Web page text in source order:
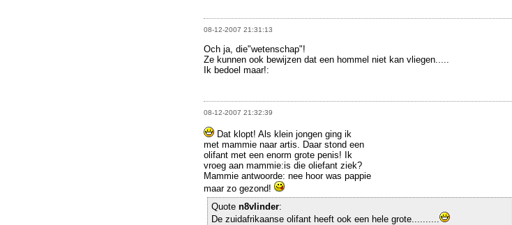
08-12-2007 21:31:13
Och ja, die"wetenschap"!
Ze kunnen ook bewijzen dat een hommel niet kan vliegen.....
Ik bedoel maar!:
08-12-2007 21:32:39
Dat klopt! Als klein jongen ging ik
met mammie naar artis. Daar stond een
olifant met een enorm grote penis! Ik
vroeg aan mammie:is die oliefant ziek?
Mammie antwoorde: nee hoor was pappie
maar zo gezond!
Quote n8vlinder:
De zuidafrikaanse olifant heeft ook een hele grote..........